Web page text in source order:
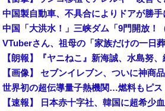
中国製自動車、不具合によりドアが勝
【画像】 セブンイレブン、ついに神商